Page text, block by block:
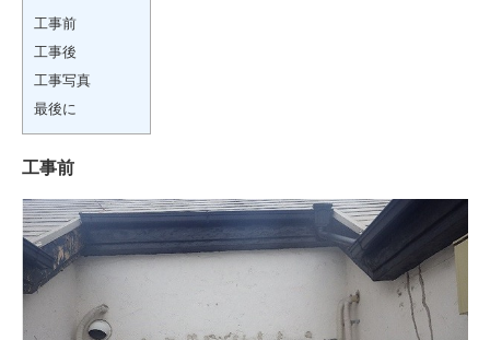
工事前
工事後
工事写真
最後に
工事前